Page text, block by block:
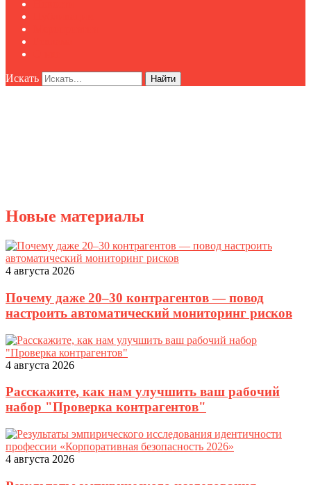
Искать Найти
Новые материалы
4 августа 2026
Почему даже 20–30 контрагентов — повод
настроить автоматический мониторинг рисков
4 августа 2026
Расскажите, как нам улучшить ваш рабочий
набор "Проверка контрагентов"
4 августа 2026